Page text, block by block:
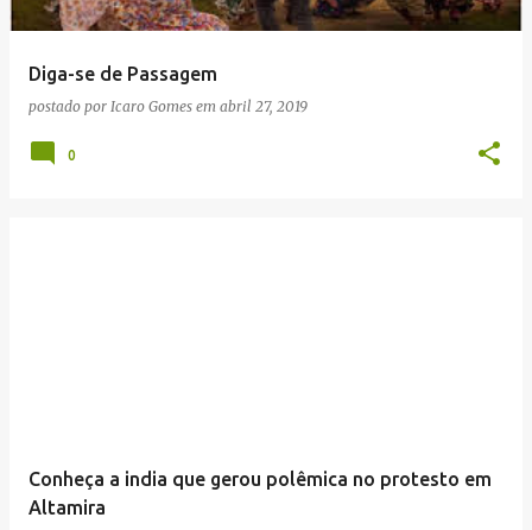
Diga-se de Passagem
postado por Icaro Gomes em abril 27, 2019
0
Conheça a india que gerou polêmica no protesto em
Altamira